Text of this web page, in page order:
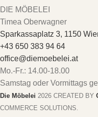
DIE MÖBELEI
Timea Oberwagner
Sparkassaplatz 3, 1150
+43 650 383 94 64
office@diemoebelei.at
Mo.-Fr.: 14.00-18.00
Samstag oder Vormittags
Die Möbelei 2026 CREATED BY
COMMERCE SOLUTIONS.